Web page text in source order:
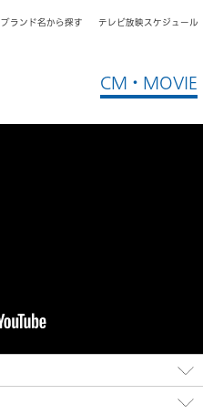
ブランド名から探す テレビ放映スケジュール
CM・MOVIE